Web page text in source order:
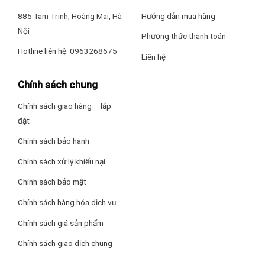
Tiết Kiệm Năng Lượng 3 Sao
Nhãn năng lượng đạt chuẩn 3 sao nhờ vào sự cải tiến công
nghệ máy nén và linh kiện cao cấp. Chỉ số hiệu suất năng
chi phí điện.(*)
885 Tam Trinh, Hoàng Mai, Hà
Nội
Hotline liên hệ: 0963268675
Hướng dẫn mua hàng
Phương thức thanh toán
Liên hệ
Chính sách chung
Chính sách giao hàng – lắp
đặt
Chính sách bảo hành
Chính sách xử lý khiếu nại
Chính sách bảo mật
Chính sách hàng hóa dịch vụ
Chính sách giá sản phẩm
Chính sách giao dịch chung